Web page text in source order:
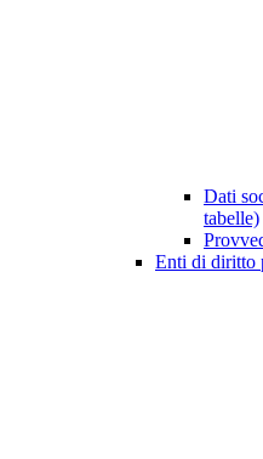
Dati
tabelle)
Enti di diritto